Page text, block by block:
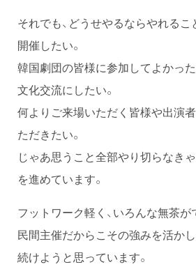
それでも、どうせやるならやれる
開催したい。
韓国劇団の皆様に参加してよかっ
文化交流にしたい。
何よりご来場いただく皆様や出演
ただきたい。
じゃあ思うこと全部やり切らなき
を進めています。
フットワーク軽く、いろんな無茶が
民間主催だからこその強みを活か
続けようと思っています。